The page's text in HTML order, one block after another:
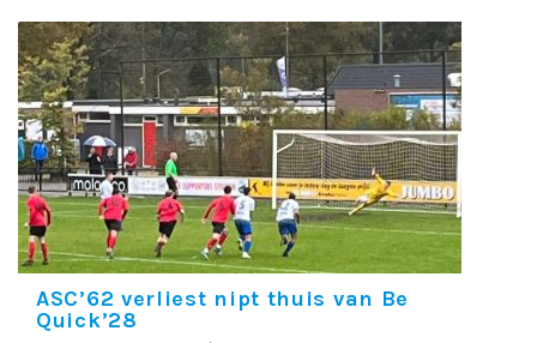
ASC’62 verliest nipt thuis van Be
Quick’28